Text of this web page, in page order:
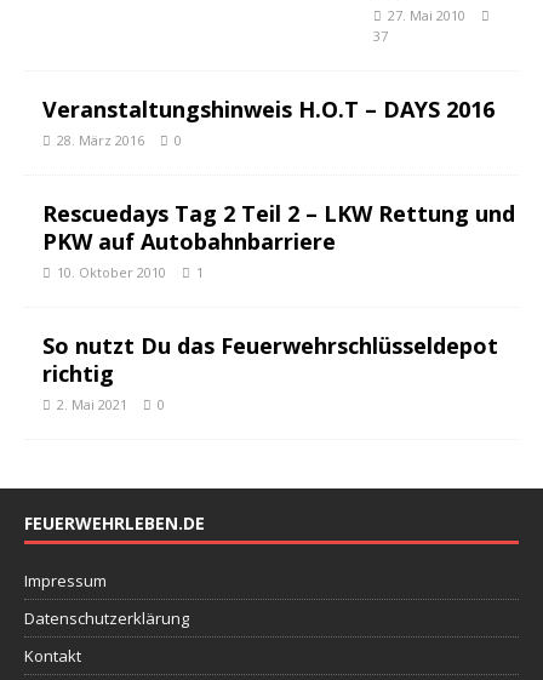
27. Mai 2010
37
Veranstaltungshinweis H.O.T – DAYS 2016
28. März 2016 0
Rescuedays Tag 2 Teil 2 – LKW Rettung und
PKW auf Autobahnbarriere
10. Oktober 2010 1
So nutzt Du das Feuerwehrschlüsseldepot
richtig
2. Mai 2021 0
FEUERWEHRLEBEN.DE
Impressum
Datenschutzerklärung
Kontakt